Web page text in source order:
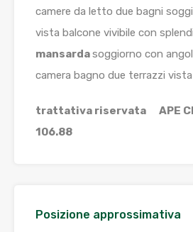
camere da letto due bagni
vista balcone vivibile con
mansardasoggiorno con
camera bagno due terrazzi
trattativa riservata APE
106.88
Posizione approssimativa